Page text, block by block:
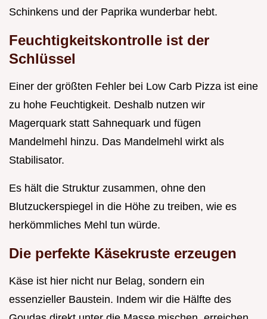
Schinkens und der Paprika wunderbar hebt.
Feuchtigkeitskontrolle ist der
Schlüssel
Einer der größten Fehler bei Low Carb Pizza ist eine
zu hohe Feuchtigkeit. Deshalb nutzen wir
Magerquark statt Sahnequark und fügen
Mandelmehl hinzu. Das Mandelmehl wirkt als
Stabilisator.
Es hält die Struktur zusammen, ohne den
Blutzuckerspiegel in die Höhe zu treiben, wie es
herkömmliches Mehl tun würde.
Die perfekte Käsekruste erzeugen
Käse ist hier nicht nur Belag, sondern ein
essenzieller Baustein. Indem wir die Hälfte des